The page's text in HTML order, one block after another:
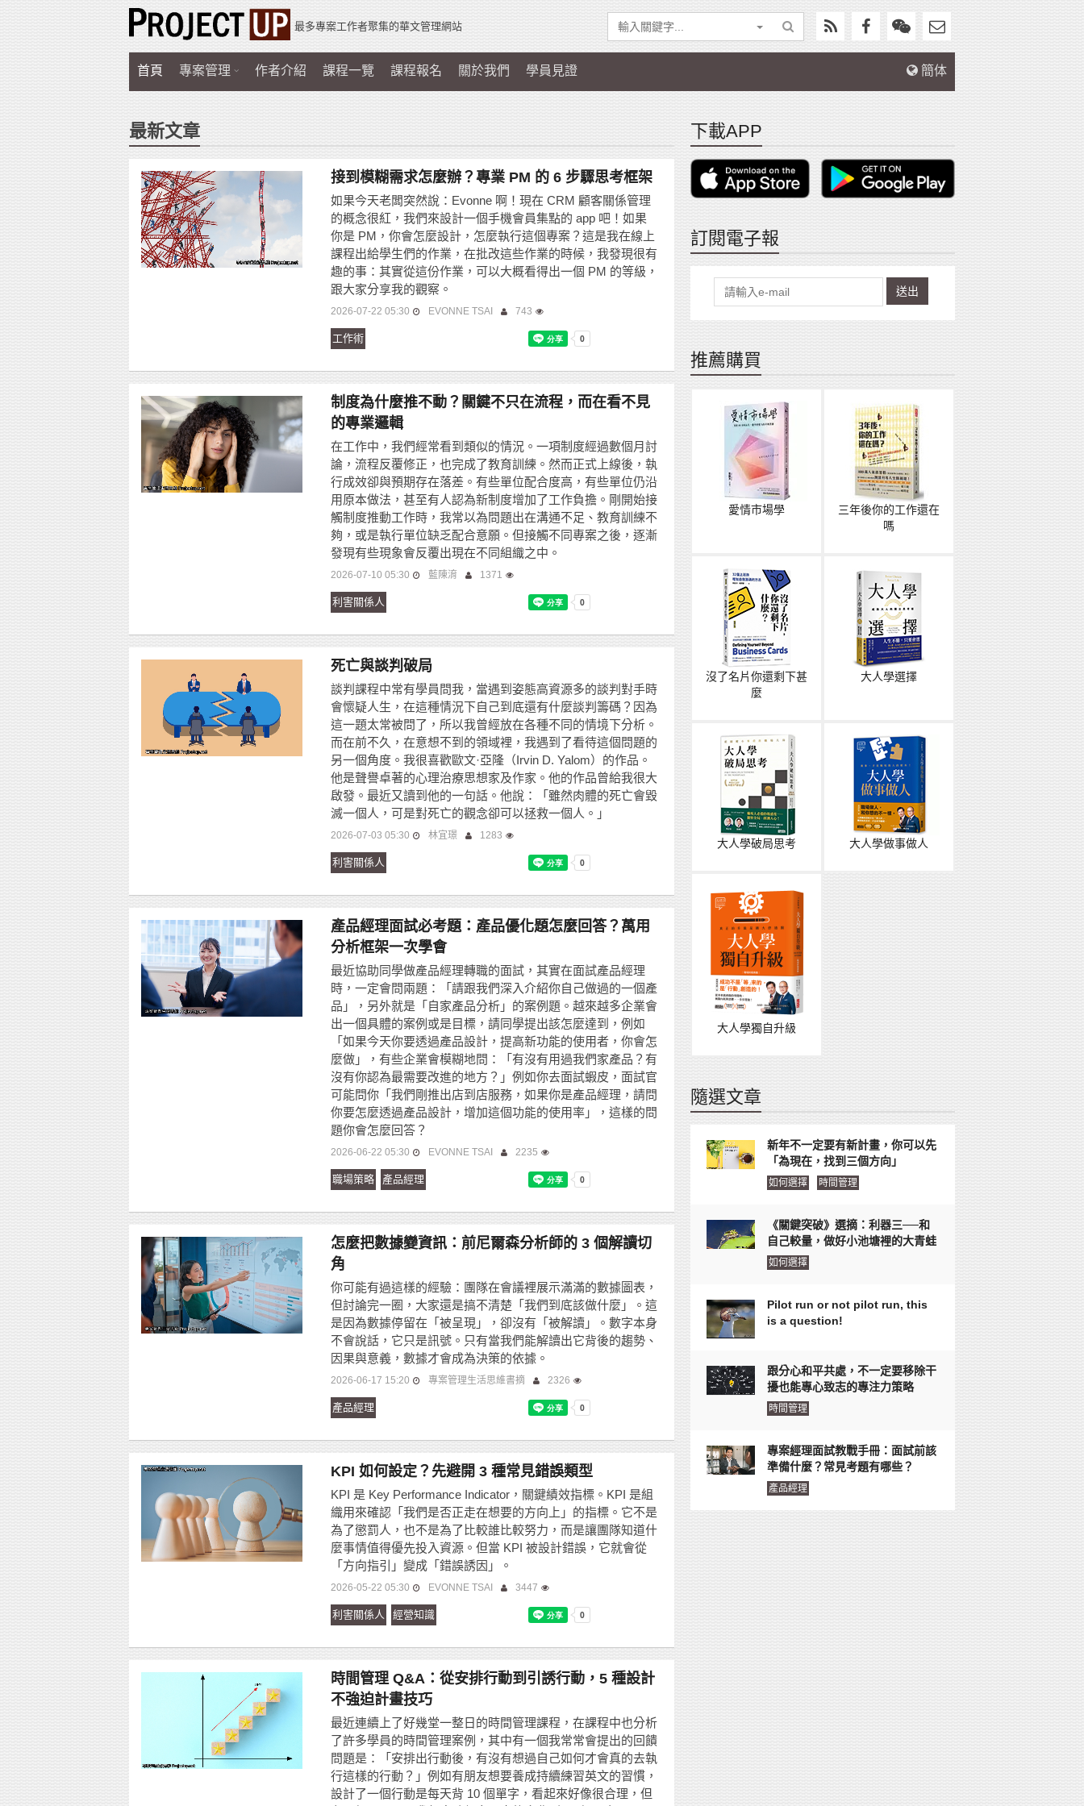
最多專案工作者聚集的華文管理網站
首頁 專案管理 作者介紹 課程一覽 課程報名 關於我們 學員見證 簡体
最新文章
接到模糊需求怎麼辦？專業 PM 的 6 步驟思考框架
如果今天老闆突然說：Evonne 啊！現在 CRM 顧客關係管理
的概念很紅，我們來設計一個手機會員集點的 app 吧！如果
你是 PM，你會怎麼設計，怎麼執行這個專案？這是我在線上
課程出給學生們的作業，在批改這些作業的時候，我發現很有
趣的事：其實從這份作業，可以大概看得出一個 PM 的等級，
跟大家分享我的觀察。
2026-07-22 05:30 EVONNE TSAI 743
工作術
制度為什麼推不動？關鍵不只在流程，而在看不見
的專業邏輯
在工作中，我們經常看到類似的情況。一項制度經過數個月討
論，流程反覆修正，也完成了教育訓練。然而正式上線後，執
行成效卻與預期存在落差。有些單位配合度高，有些單位仍沿
用原本做法，甚至有人認為新制度增加了工作負擔。剛開始接
觸制度推動工作時，我常以為問題出在溝通不足、教育訓練不
夠，或是執行單位缺乏配合意願。但接觸不同專案之後，逐漸
發現有些現象會反覆出現在不同組織之中。
2026-07-10 05:30 藍陳淯 1371
利害關係人
死亡與談判破局
談判課程中常有學員問我，當遇到姿態高資源多的談判對手時
會懷疑人生，在這種情況下自己到底還有什麼談判籌碼？因為
這一題太常被問了，所以我曾經放在各種不同的情境下分析。
而在前不久，在意想不到的領域裡，我遇到了看待這個問題的
另一個角度。我很喜歡歐文·亞隆（Irvin D. Yalom）的作品。
他是聲譽卓著的心理治療思想家及作家。他的作品曾給我很大
啟發。最近又讀到他的一句話。他說：「雖然肉體的死亡會毀
滅一個人，可是對死亡的觀念卻可以拯救一個人。」
2026-07-03 05:30 林宜璟 1283
利害關係人
產品經理面試必考題：產品優化題怎麼回答？萬用
分析框架一次學會
最近協助同學做產品經理轉職的面試，其實在面試產品經理
時，一定會問兩題：「請跟我們深入介紹你自己做過的一個產
品」，另外就是「自家產品分析」的案例題。越來越多企業會
出一個具體的案例或是目標，請同學提出該怎麼達到，例如
「如果今天你要透過產品設計，提高新功能的使用者，你會怎
麼做」，有些企業會模糊地問：「有沒有用過我們家產品？有
沒有你認為最需要改進的地方？」例如你去面試蝦皮，面試官
可能問你「我們剛推出店到店服務，如果你是產品經理，請問
你要怎麼透過產品設計，增加這個功能的使用率」，這樣的問
題你會怎麼回答？
2026-06-22 05:30 EVONNE TSAI 2235
職場策略 產品經理
怎麼把數據變資訊：前尼爾森分析師的 3 個解讀切
角
你可能有過這樣的經驗：團隊在會議裡展示滿滿的數據圖表，
但討論完一圈，大家還是搞不清楚「我們到底該做什麼」。這
是因為數據停留在「被呈現」，卻沒有「被解讀」。數字本身
不會說話，它只是訊號。只有當我們能解讀出它背後的趨勢、
因果與意義，數據才會成為決策的依據。
2026-06-17 15:20 專案管理生活思維書摘 2326
產品經理
KPI 如何設定？先避開 3 種常見錯誤類型
KPI 是 Key Performance Indicator，關鍵績效指標。KPI 是組
織用來確認「我們是否正走在想要的方向上」的指標。它不是
為了懲罰人，也不是為了比較誰比較努力，而是讓團隊知道什
麼事情值得優先投入資源。但當 KPI 被設計錯誤，它就會從
「方向指引」變成「錯誤誘因」。
2026-05-22 05:30 EVONNE TSAI 3447
利害關係人 經營知識
時間管理 Q&A：從安排行動到引誘行動，5 種設計
不強迫計畫技巧
最近連續上了好幾堂一整日的時間管理課程，在課程中也分析
了許多學員的時間管理案例，其中有一個我常常會提出的回饋
問題是：「安排出行動後，有沒有想過自己如何才會真的去執
行這樣的行動？」例如有朋友想要養成持續練習英文的習慣，
設計了一個行動是每天背 10 個單字，看起來好像很合理，但
下載APP
訂閱電子報
送出
推薦購買
愛情市場學
三年後你的工作還在
嗎
沒了名片你還剩下甚
麼
大人學選擇
大人學破局思考 大人學做事做人
大人學獨自升級
隨選文章
新年不一定要有新計畫，你可以先
「為現在，找到三個方向」
如何選擇 時間管理
《關鍵突破》選摘：利器三──和
自己較量，做好小池塘裡的大青蛙
如何選擇
Pilot run or not pilot run, this
is a question!
跟分心和平共處，不一定要移除干
擾也能專心致志的專注力策略
時間管理
專案經理面試教戰手冊：面試前該
準備什麼？常見考題有哪些？
產品經理